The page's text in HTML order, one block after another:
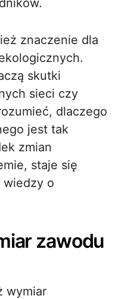
znaczenie dla
skutki
sieci czy
dlaczego
jest tak
zmian
staje się
wiedzy o
zawodu
wymiar